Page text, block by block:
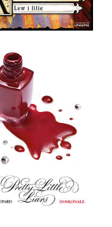
DOSKONAŁE
SARA SHEPARD
OPRAWA MIĘKKA
29,90 ZŁ